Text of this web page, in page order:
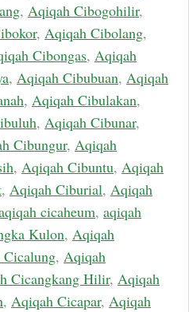
, Aqiqah Cibogohilir,
, Aqiqah Cibolang,
Cibongas, Aqiqah
, Aqiqah Cibubuan, Aqiqah
, Aqiqah Cibulakan,
, Aqiqah Cibunar,
Cibungur, Aqiqah
, Aqiqah Cibuntu, Aqiqah
, Aqiqah Ciburial, Aqiqah
cicaheum, aqiqah
Kulon, Aqiqah
, Aqiqah
Cicangkang Hilir, Aqiqah
, Aqiqah Cicapar, Aqiqah